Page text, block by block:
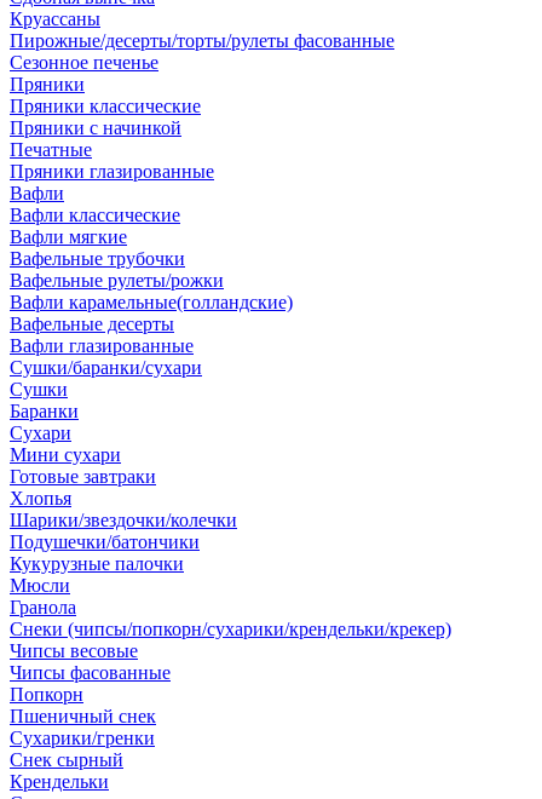
Круассаны
Пирожные/десерты/торты/рулеты фасованные
Сезонное печенье
Пряники
Пряники классические
Пряники с начинкой
Печатные
Пряники глазированные
Вафли
Вафли классические
Вафли мягкие
Вафельные трубочки
Вафельные рулеты/рожки
Вафли карамельные(голландские)
Вафельные десерты
Вафли глазированные
Сушки/баранки/сухари
Сушки
Баранки
Сухари
Мини сухари
Готовые завтраки
Хлопья
Шарики/звездочки/колечки
Подушечки/батончики
Кукурузные палочки
Мюсли
Гранола
Снеки (чипсы/попкорн/сухарики/крендельки/крекер)
Чипсы весовые
Чипсы фасованные
Попкорн
Пшеничный снек
Сухарики/гренки
Снек сырный
Крендельки